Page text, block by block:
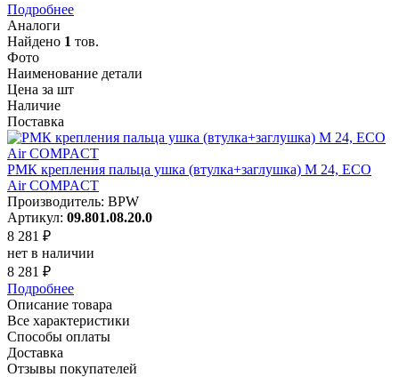
Подробнее
Аналоги
Найдено 1 тов.
Фото
Наименование детали
Цена за шт
Наличие
Поставка
РМК крепления пальца ушка (втулка+заглушка) M 24, ECO
Air COMPACT
Производитель: BPW
Артикул: 09.801.08.20.0
8 281 ₽
нет в наличии
8 281 ₽
Подробнее
Описание товара
Все характеристики
Способы оплаты
Доставка
Отзывы покупателей